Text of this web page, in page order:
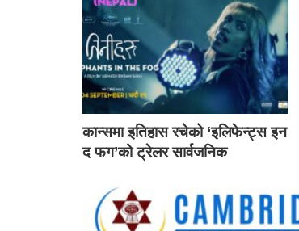
कान्समा इतिहास रचेको ‘इलिफेन्ट्स इन
द फग’को ट्रेलर सार्वजनिक